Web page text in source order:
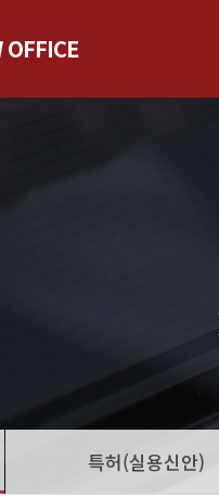
특허(실용신안)